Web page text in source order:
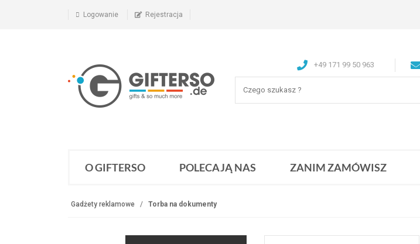
Logowanie Rejestracja
+49 171 99 50 963
O GIFTERSO POLECAJĄ NAS ZANIM ZAMÓWISZ
Gadżety reklamowe Torba na dokumenty